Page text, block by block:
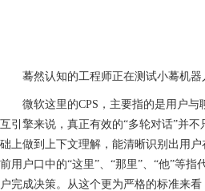
蓦然认知的工程师正在测试小蓦机
微软这里的CPS，主要指的是用户
互引擎来说，真正有效的“多轮对话”并
础上做到上下文理解，能清晰识别出用
前用户口中的“这里”、“那里”、“他”等
户完成决策。从这个更为严格的标准来